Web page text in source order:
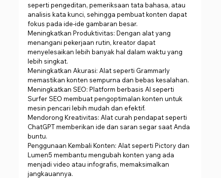
seperti pengeditan, pemeriksaan tata bahasa, atau
analisis kata kunci, sehingga pembuat konten dapat
fokus pada ide-ide gambaran besar.
Meningkatkan Produktivitas: Dengan alat yang
menangani pekerjaan rutin, kreator dapat
menyelesaikan lebih banyak hal dalam waktu yang
lebih singkat.
Meningkatkan Akurasi: Alat seperti Grammarly
memastikan konten sempurna dan bebas kesalahan.
Meningkatkan SEO: Platform berbasis AI seperti
Surfer SEO membuat pengoptimalan konten untuk
mesin pencari lebih mudah dan efektif.
Mendorong Kreativitas: Alat curah pendapat seperti
ChatGPT memberikan ide dan saran segar saat Anda
buntu.
Penggunaan Kembali Konten: Alat seperti Pictory dan
Lumen5 membantu mengubah konten yang ada
menjadi video atau infografis, memaksimalkan
jangkauannya.